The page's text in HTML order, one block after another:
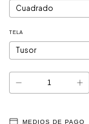
TELA
MEDIOS DE PAGO